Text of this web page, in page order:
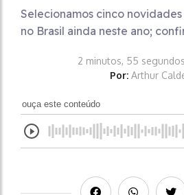
Selecionamos cinco
no Brasil ainda neste ano;
2 minutos, 55
Por: Arthur
ouça este conteúdo